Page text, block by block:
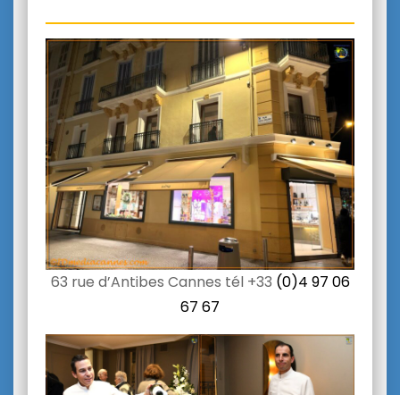
63 rue d’Antibes Cannes tél +33 (0)4 97 06
67 67